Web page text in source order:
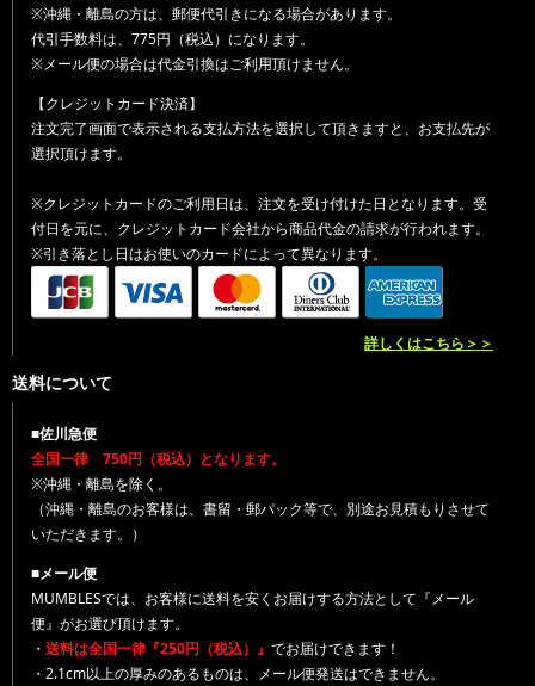
※沖縄・離島の方は、郵便代引きになる場合があります。
代引手数料は、775円（税込）になります。
※メール便の場合は代金引換はご利用頂けません。
【クレジットカード決済】
注文完了画面で表示される支払方法を選択して頂きますと、お支払先が
選択頂けます。
※クレジットカードのご利用日は、注文を受け付けた日となります。受
付日を元に、クレジットカード会社から商品代金の請求が行われます。
※引き落とし日はお使いのカードによって異なります。
詳しくはこちら＞＞
送料について
■佐川急便
全国一律 750円（税込）となります。
※沖縄・離島を除く。
（沖縄・離島のお客様は、書留・郵パック等で、別途お見積もりさせて
いただきます。）
■メール便
MUMBLESでは、お客様に送料を安くお届けする方法として『メール
便』がお選び頂けます。
・ 送料は全国一律『250円（税込）』 でお届けできます！
・2.1cm以上の厚みのあるものは、メール便発送はできません。